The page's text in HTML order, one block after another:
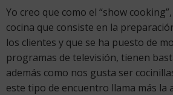
Yo creo que como el “show
cocina que consiste en la
los clientes y que se ha puesto de
programas de televisión, tienen
además como nos gusta ser
este tipo de encuentro llama más la